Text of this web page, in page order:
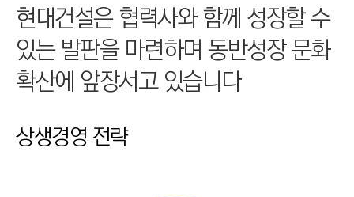
N
E
E
R
N
G
현대건설은 협력사와 함께 성장할 수
있는 발판을 마련하며 동반성장 문화
확산에 앞장서고 있습니다
상생경영 전략